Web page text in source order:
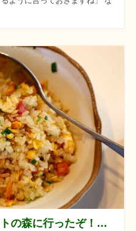
日曜日「孫と霧島アートの森に行ったぞ！！」の巻